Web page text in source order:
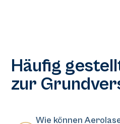
Häufig
zur
Wie können